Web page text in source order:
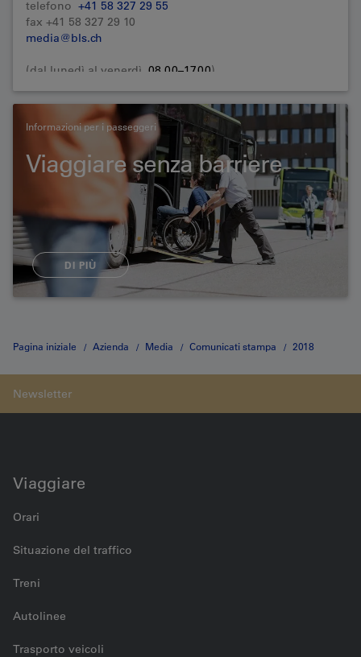
telefono +41 58 327 29 55
fax +41 58 327 29 10
media@bls.ch
(dal lunedì al venerdì, 08.00–17.00)
Informazioni per i passeggeri
Viaggiare senza barriere
DI PIÙ
Pagina iniziale Azienda Media Comunicati stampa 2018
Viaggiare
Orari
Situazione del traffico
Treni
Autolinee
Trasporto veicoli